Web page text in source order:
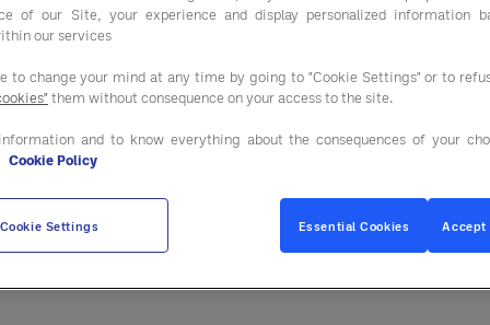
macht dieses Rezept zu einem idealen Gericht
mariniert, gehackt.
of our Site, your experience and display personalized information
our services
to change your mind at any time by going to "Cookie Settings" or to
them without consequence on your access to the site.
and to know everything about the consequences of your
Cookie Policy
Cookie Settings Essential Cookies Accept